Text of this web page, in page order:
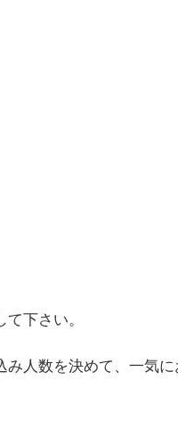
下さい。
人数を決めて、一気に